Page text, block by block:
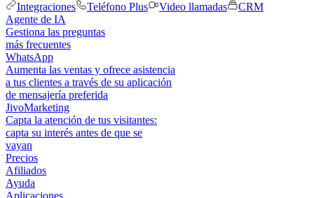
Integraciones
Teléfono Plus Video llamadas
CRM
Agente de IA
Gestiona las preguntas
más frecuentes
WhatsApp
Aumenta las ventas y ofrece asistencia
a tus clientes a través de su aplicación
de mensajería preferida
JivoMarketing
Capta la atención de tus visitantes:
capta su interés antes de que se
vayan
Precios
Afiliados
Ayuda
Aplicaciones